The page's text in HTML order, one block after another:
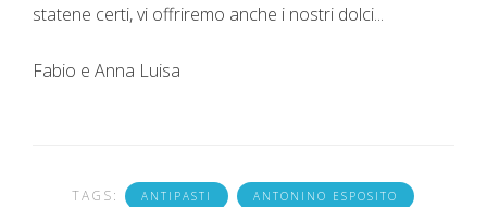
statene certi, vi offriremo anche i nostri dolci...
Fabio e Anna Luisa
TAGS: ANTIPASTI
ANTONINO ESPOSITO